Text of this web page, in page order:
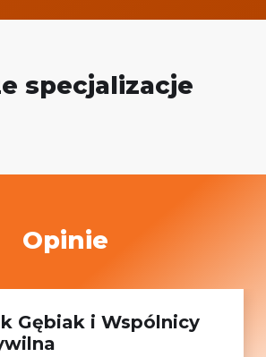
specjalizacje
Opinie
Gębiak i Wspólnicy